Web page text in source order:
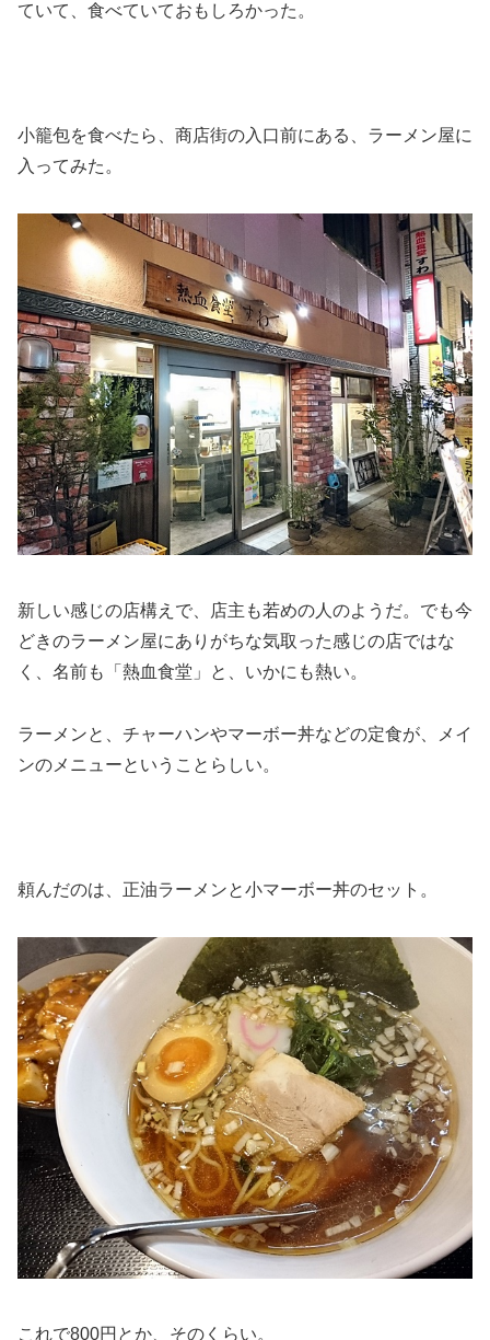
ていて、食べていておもしろかった。
小籠包を食べたら、商店街の入口前にある、ラーメン屋に
入ってみた。
新しい感じの店構えで、店主も若めの人のようだ。でも今
どきのラーメン屋にありがちな気取った感じの店ではな
く、名前も「熱血食堂」と、いかにも熱い。
ラーメンと、チャーハンやマーボー丼などの定食が、メイ
ンのメニューということらしい。
頼んだのは、正油ラーメンと小マーボー丼のセット。
これで800円とか、そのくらい。